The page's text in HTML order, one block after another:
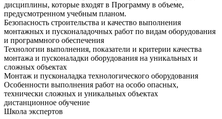
дисциплины, которые входят в Программу в объеме,
предусмотренном учебным планом.
Безопасность строительства и качество выполнения
монтажных и пусконаладочных работ по видам оборудования
и программного обеспечения
Технологии выполнения, показатели и критерии качества
монтажа и пусконаладки оборудования на уникальных и
сложных объектах
Монтаж и пусконаладка технологического оборудования
Особенности выполнения работ на особо опасных,
технически сложных и уникальных объектах
дистанционное обучение
Школа экспертов